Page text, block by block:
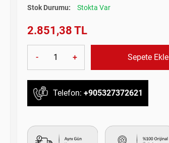
Stok Durumu: Stokta Var
2.851,38 TL
- + Sepete Ekle
Telefon: +905327372621